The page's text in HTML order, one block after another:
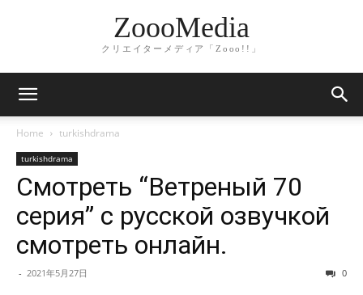
ZoooMedia
クリエイターメディア「Zooo!!」
Home turkishdrama
turkishdrama
Смотреть “Ветреный 70
серия” с русской озвучкой
смотреть онлайн.
- 2021年5月27日 0